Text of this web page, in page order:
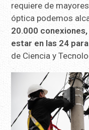
requiere de
óptica podemos
20.000
estar en las 24
de Ciencia y